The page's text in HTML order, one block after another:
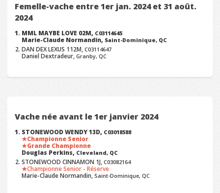
Femelle-vache entre 1er jan. 2024 et 31 août.
2024
MML MAYBE LOVE 02M, C03114645
Marie-Claude Normandin, Saint-Dominique, QC
DAN DEX LEXUS 112M,C03114647
Daniel Dextradeur,Granby, QC
Vache née avant le 1er janvier 2024
STONEWOOD WENDY 13D, C03018588
Championne Senior
Grande Championne
Douglas Perkins, Cleveland, QC
STONEWOOD CINNAMON 1J,C03082164
Championne Senior - Réserve
Marie-Claude Normandin,Saint-Dominique, QC